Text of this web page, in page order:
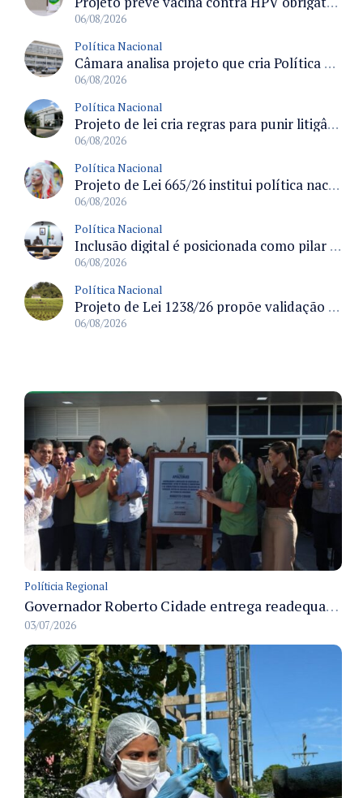
06/08/2026
Política Nacional
Câmara analisa projeto que cria Política Nacional de Qualificação e Valorização da Preceptoria na Residência Médica
06/08/2026
Política Nacional
Projeto de lei cria regras para punir litigância abusiva reversa e integrar sistemas do Judiciário
06/08/2026
Política Nacional
Projeto de Lei 665/26 institui política nacional para prevenção ao transfeminicídio e prevê medidas de proteção e reparação
06/08/2026
Política Nacional
Inclusão digital é posicionada como pilar essencial da reurbanização de favelas e periferias
06/08/2026
Política Nacional
Projeto de Lei 1238/26 propõe validação automática do Cadastro Ambiental Rural para imóveis de até quatro módulos fiscais
06/08/2026
Políticia Regional
Governador Roberto Cidade entrega readequação do ambulatório da FCecon e amplia capacidade de atendimento oncológico em Manaus
03/07/2026